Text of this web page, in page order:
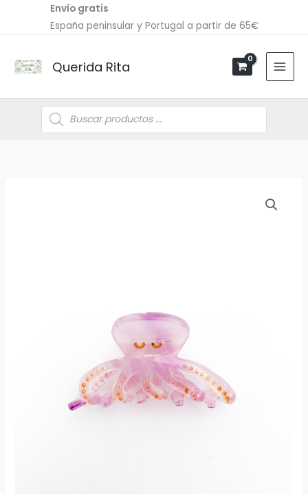
Envío gratis
España peninsular y Portugal a partir de 65€
Querida Rita
Búsqueda
de
productos